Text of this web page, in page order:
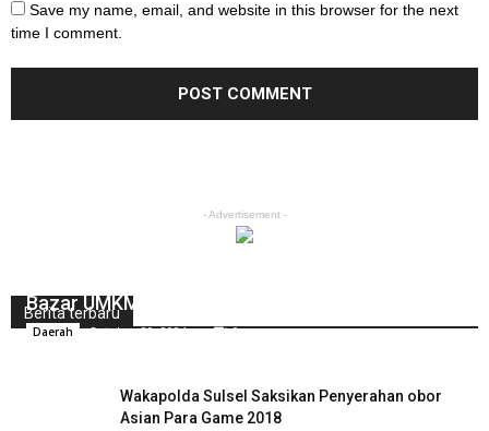
Save my name, email, and website in this browser for the next
time I comment.
- Advertisement -
Berita terbaru
Bazar UMKM Untuk Indonesia ‘BerKriyasi’
Daerah October 29, 2024 0
Wakapolda Sulsel Saksikan Penyerahan obor
Asian Para Game 2018